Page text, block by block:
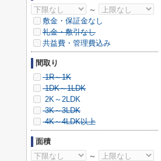
～
敷金・保証金なし
礼金・敷引なし
共益費・管理費込み
間取り
1R～1K
1DK～1LDK
2K～2LDK
3K～3LDK
4K～4LDK以上
面積
～